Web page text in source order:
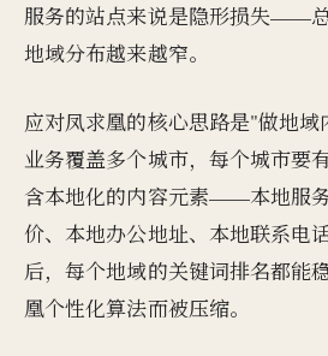
服务的站点来说是隐形损失——
地域分布越来越窄。
应对凤求凰的核心思路是"做地
业务覆盖多个城市，每个城市要
含本地化的内容元素——本地服
价、本地办公地址、本地联系电
后，每个地域的关键词排名都能
凰个性化算法而被压缩。